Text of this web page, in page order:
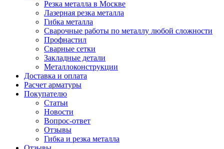
Квадрат
нержавеющий
никельсодержащий
Круг
нержавеющий
безникелевый
жаропрочный
Круг
нержавеющий
никельсодержащий
Шестигранник
нержавеющий
никельсодержащий
Шестигранник
нержавеющий
безникелевый
Шестигранник
дюралевый
дюралевый
Резка металла в Москве
Лазерная резка металла
Гибка металла
Сварочные работы по металлу любой сложности
Профнастил
Сварные сетки
Закладные детали
Металлоконструкции
Доставка и оплата
Расчет арматуры
Покупателю
Статьи
Новости
Вопрос-ответ
Отзывы
Гибка и резка металла